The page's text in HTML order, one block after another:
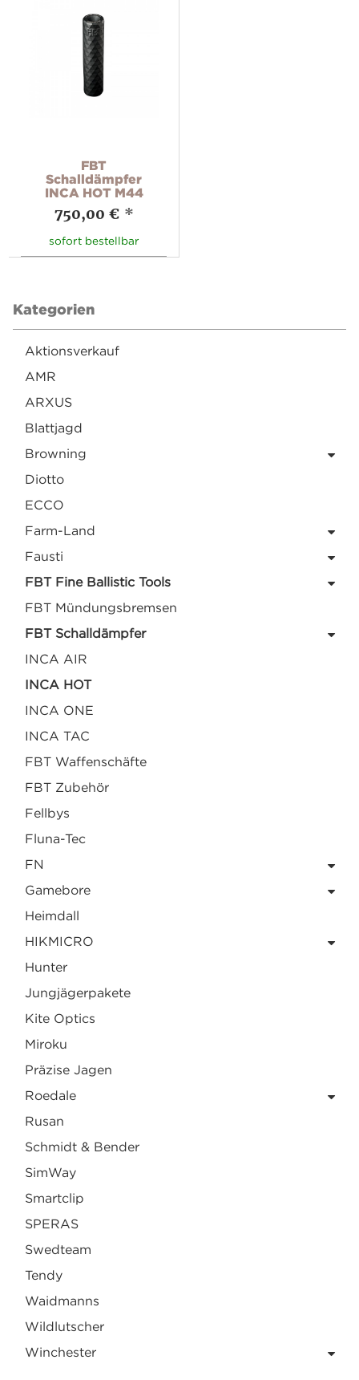
FBT
Schalldämpfer
INCA HOT M44
750,00 € *
sofort bestellbar
Kategorien
Aktionsverkauf
AMR
ARXUS
Blattjagd
Browning
Diotto
ECCO
Farm-Land
Fausti
FBT Fine Ballistic Tools
FBT Mündungsbremsen
FBT Schalldämpfer
INCA AIR
INCA HOT
INCA ONE
INCA TAC
FBT Waffenschäfte
FBT Zubehör
Fellbys
Fluna-Tec
FN
Gamebore
Heimdall
HIKMICRO
Hunter
Jungjägerpakete
Kite Optics
Miroku
Präzise Jagen
Roedale
Rusan
Schmidt & Bender
SimWay
Smartclip
SPERAS
Swedteam
Tendy
Waidmanns
Wildlutscher
Winchester